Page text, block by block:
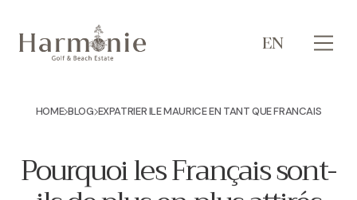
EN
HOME BLOG EXPATRIER ILE MAURICE EN TANT QUE FRANCAIS
Pourquoi les Français sont-